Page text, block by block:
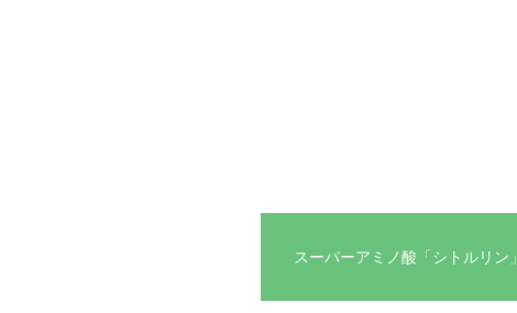
スーパーアミノ酸「シトルリン」